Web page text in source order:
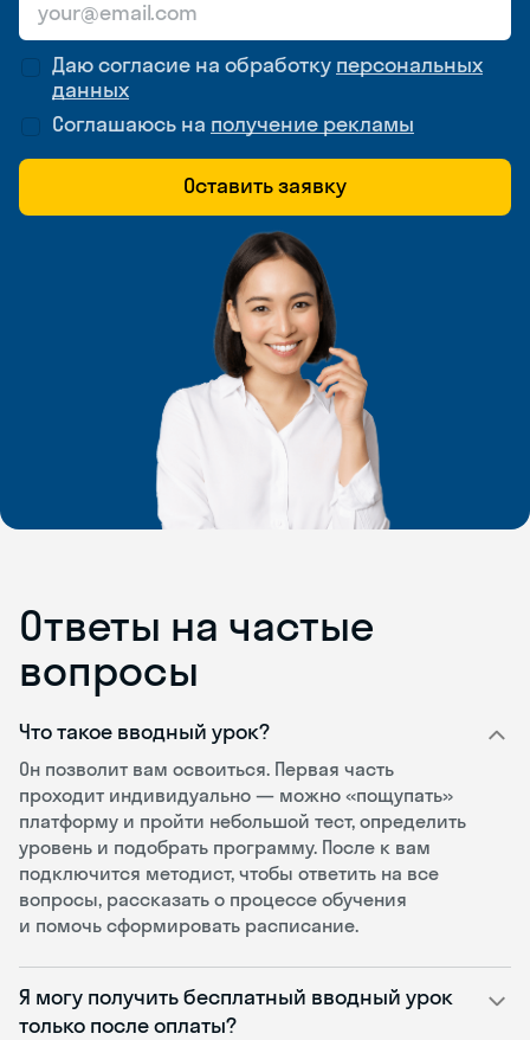
Даю согласие на обработку персональных
данных
Соглашаюсь на получение рекламы
Оставить заявку
Ответы на частые
вопросы
Что такое вводный урок?
Он позволит вам освоиться. Первая часть
проходит индивидуально — можно «пощупать»
платформу и пройти небольшой тест, определить
уровень и подобрать программу. После к вам
подключится методист, чтобы ответить на все
вопросы, рассказать о процессе обучения
и помочь сформировать расписание.
Я могу получить бесплатный вводный урок
только после оплаты?